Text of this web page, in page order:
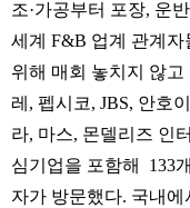
조·가공부터 포장, 운반
세계 F&B 업계 관계자
위해 매회 놓치지 않고
레 , 펩시코, JBS, 안호
라, 마스, 몬델리즈 인
심기업을 포함해 133
자가 방문했다. 국내에